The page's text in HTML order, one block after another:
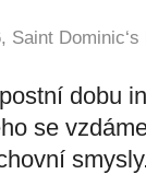
Saint Dominic‘s
dobu
se